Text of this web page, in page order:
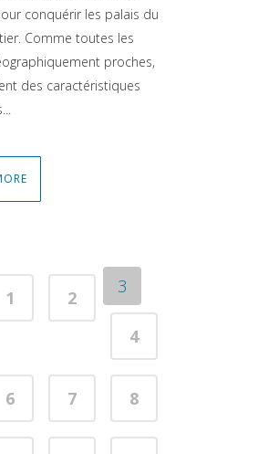
conquérir les palais du
Comme toutes les
proches,
des caractéristiques
1 2
3
4
6 7 8